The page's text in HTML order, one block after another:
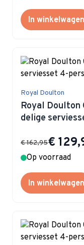
In winkelwagen
Royal Doulton
Royal Doulton
delige
Special
€
€ 162,95
Op voorraad
In winkelwagen